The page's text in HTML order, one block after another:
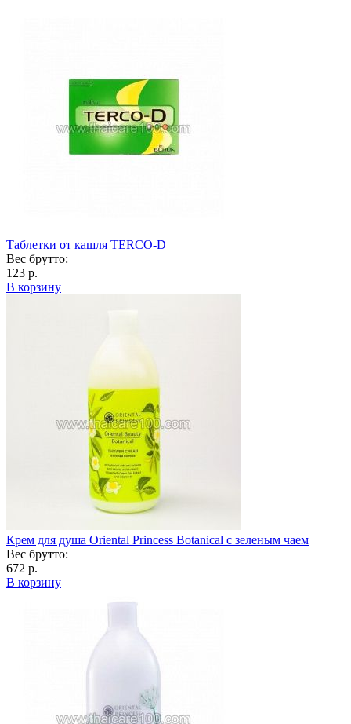
Таблетки от кашля TERCO-D
Вес брутто:
123 р.
В корзину
Крем для душа Oriental Princess Botanical с зеленым чаем
Вес брутто:
672 р.
В корзину